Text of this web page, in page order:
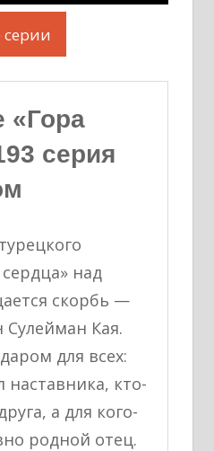
серии
«Гора
серия
над
скорбь —
Сулейман Кая.
для всех:
наставника, кто-
а для кого-
родной отец.